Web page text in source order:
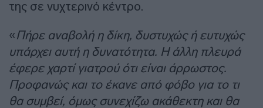
της σε νυχτερινό κέντρο.
«Πήρε αναβολή η δίκη, δυστυχώς ή ευτυχώς
υπάρχει αυτή η δυνατότητα. Η άλλη πλευρά
έφερε χαρτί γιατρού ότι είναι άρρωστος.
Προφανώς και το έκανε από φόβο για το τι
θα συμβεί, όμως συνεχίζω ακάθεκτη και θα